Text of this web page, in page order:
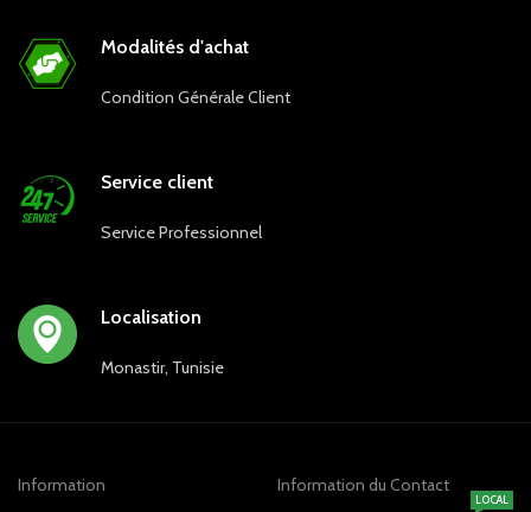
Modalités d'achat
Condition Générale Client
Service client
Service Professionnel
Localisation
Monastir, Tunisie
Information
Information du Contact
LOCAL